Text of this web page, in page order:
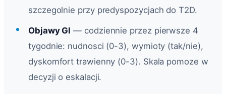
szczegolnie przy predyspozycjach do T2D.
Objawy GI — codziennie przez pierwsze 4
tygodnie: nudnosci (0-3), wymioty (tak/nie),
dyskomfort trawienny (0-3). Skala pomoze w
decyzji o eskalacji.